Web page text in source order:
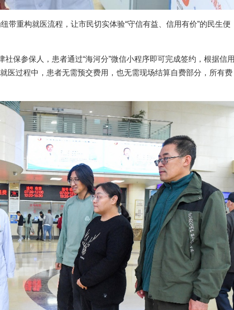
重构就医流程，让市民切实体验“守信有益、信用有价”的民生便
保参保人，患者通过“海河分”微信小程序即可完成签约，根据信用
医过程中，患者无需预交费用，也无需现场结算自费部分，所有费